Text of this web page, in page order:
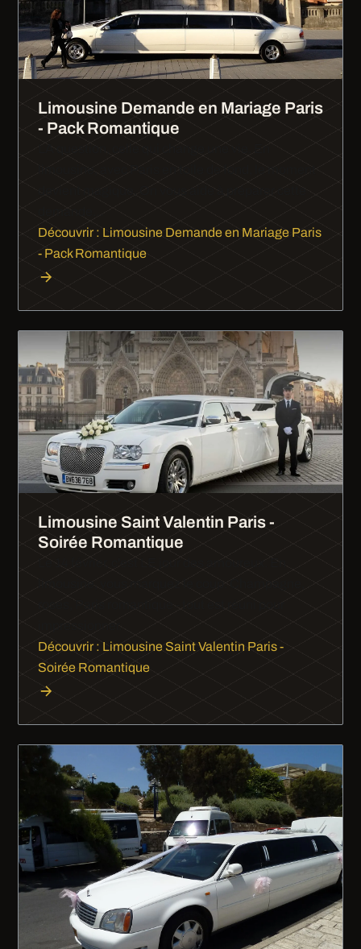
Limousine Demande en Mariage Paris
- Pack Romantique
limousine, avec Paris en toile de fond, le moment
Découvrir : Limousine Demande en Mariage Paris
- Pack Romantique
Limousine Saint Valentin Paris -
Soirée Romantique
limousine, vous marquez le coup. Champagne,
Découvrir : Limousine Saint Valentin Paris -
Soirée Romantique